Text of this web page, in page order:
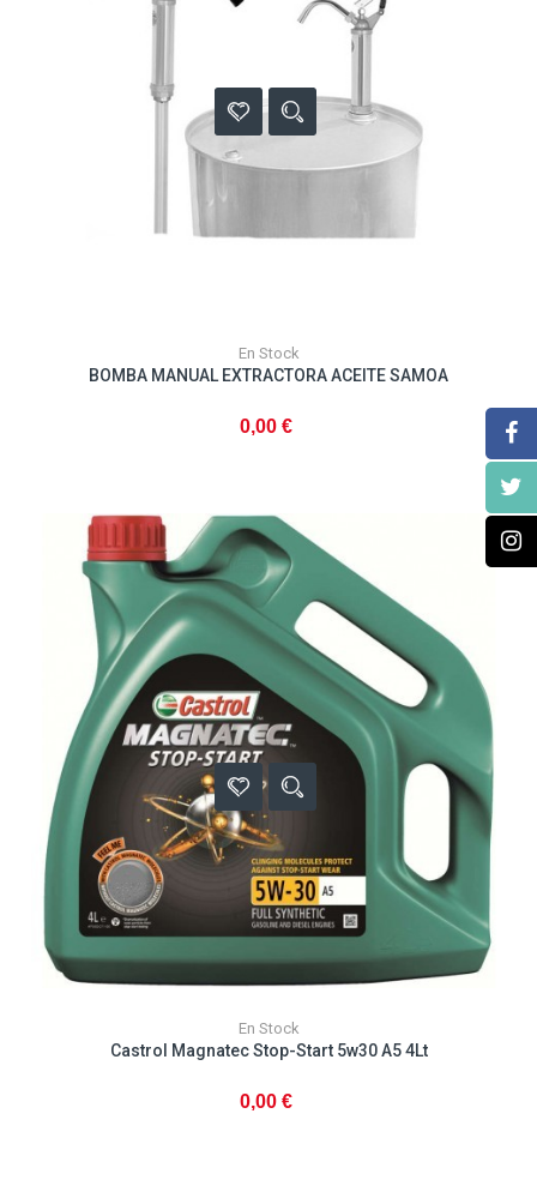
En Stock
BOMBA MANUAL EXTRACTORA ACEITE SAMOA
0,00 €
En Stock
Castrol Magnatec Stop-Start 5w30 A5 4Lt
0,00 €